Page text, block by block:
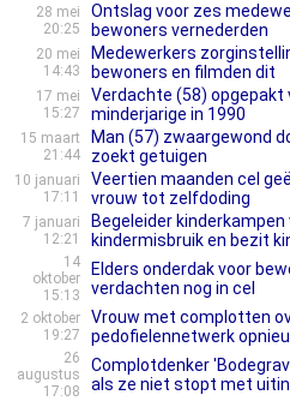
28 mei
20:25
Ontslag voor zes
bewoners vernederden
20 mei
14:43
Medewerkers
bewoners en filmden dit
17 mei
15:27
Verdachte (58) opgepakt
minderjarige in 1990
15 maart
21:44
Man (57) zwaargewond
zoekt getuigen
10 januari
17:11
Veertien maanden cel
vrouw tot zelfdoding
7 januari
12:21
Begeleider
kindermisbruik en bezit
14
oktober
15:13
Elders onderdak voor
verdachten nog in cel
2 oktober
19:27
Vrouw met complotten
pedofielennetwerk
26
augustus
17:08
Complotdenker
als ze niet stopt met